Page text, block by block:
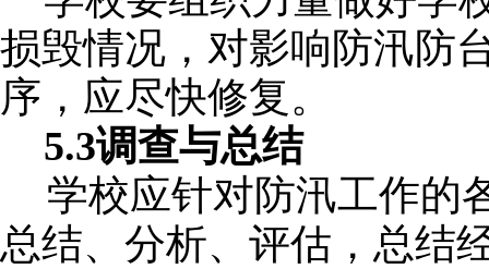
损毁情况，对影响防汛防
序，应尽快修复。
5.3调查与总结
学校应针对防汛工作的
总结、分析、评估，总结